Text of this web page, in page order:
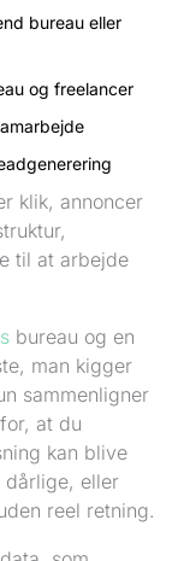
bureau eller
og freelancer
klik, annoncer
til at arbejde
bureau og en
man kigger
sammenligner
at du
kan blive
dårlige, eller
reel retning.